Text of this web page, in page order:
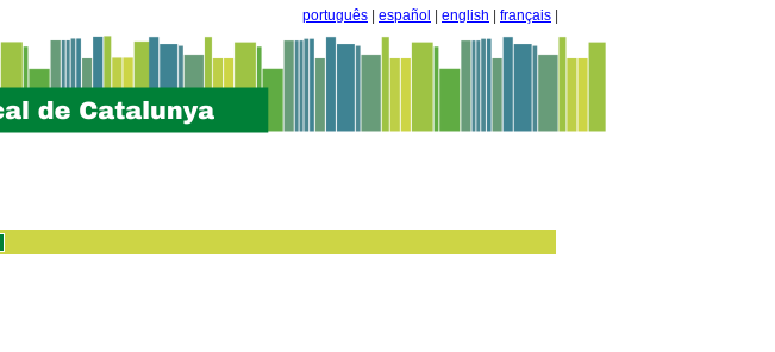
português español english français